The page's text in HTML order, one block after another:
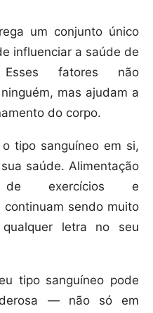
um conjunto único
influenciar a saúde de
Esses fatores não
mas ajudam a
do corpo.
tipo sanguíneo em si,
saúde. Alimentação
de exercícios e
continuam sendo muito
letra no seu
tipo sanguíneo pode
— não só em